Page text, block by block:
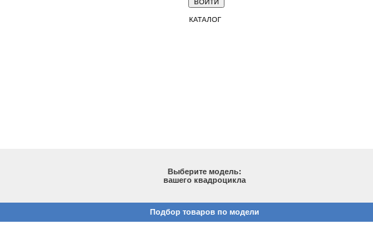
КАТАЛОГ
Выберите модель:
вашего квадроцикла
Подбор товаров по модели